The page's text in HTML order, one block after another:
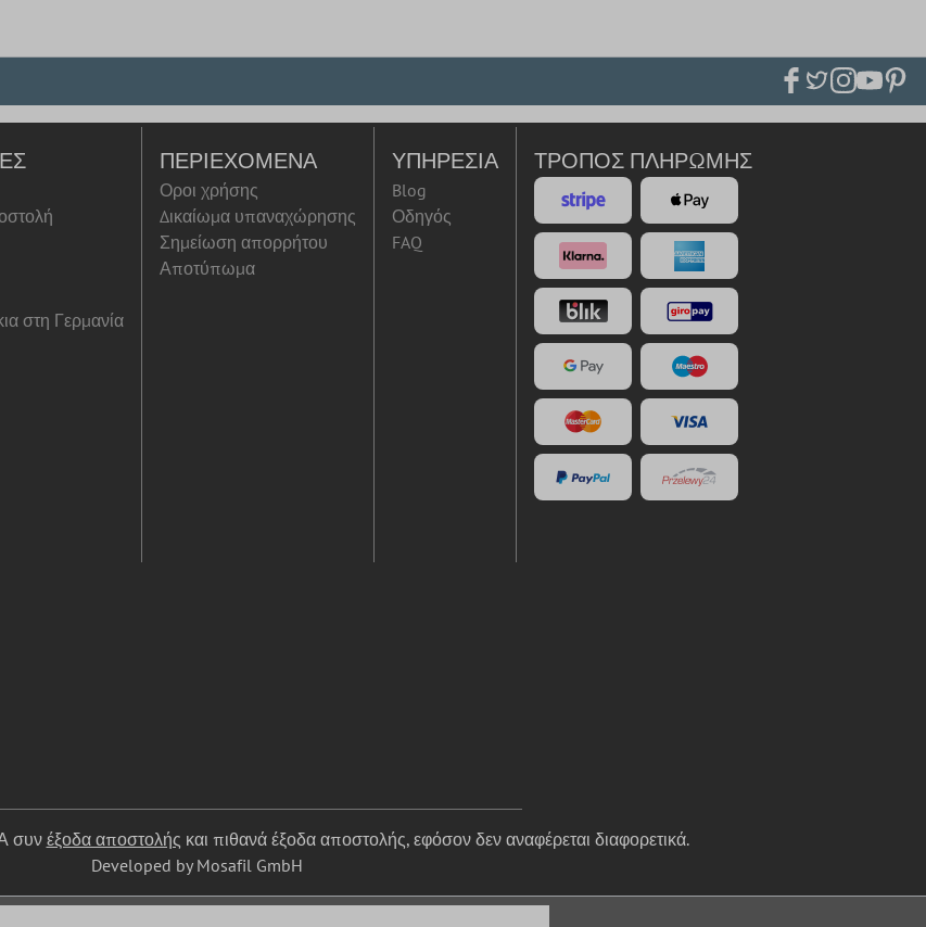
στη Γερμανία
ΠΕΡΙΕΧΌΜΕΝΑ
Οροι χρήσης
Δικαίωμα υπαναχώρησης
Σημείωση απορρήτου
Αποτύπωμα
ΥΠΗΡΕΣΊΑ
Blog
Οδηγός
FAQ
ΤΡΌΠΟΣ ΠΛΗΡΩΜΉΣ
συν έξοδα αποστολής και πιθανά έξοδα αποστολής, εφόσον δεν αναφέρεται διαφορετικά.
Developed by Mosafil GmbH